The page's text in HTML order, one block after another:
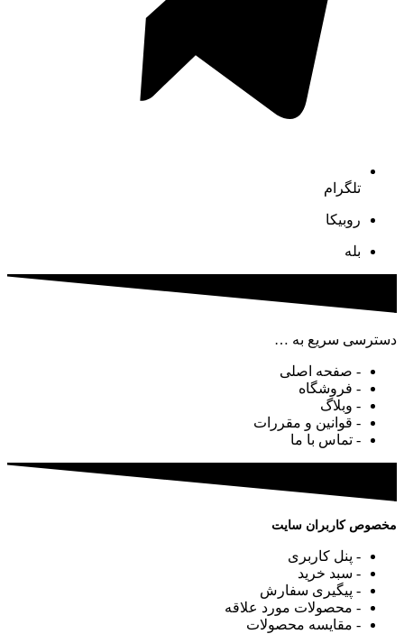
تلگرام
روبیکا
بله
دسترسی سریع به …
- صفحه اصلی
- فروشگاه
- وبلاگ
- قوانین و مقررات
- تماس با ما
مخصوص کاربران سایت
- پنل کاربری
- سبد خرید
- پیگیری سفارش
- محصولات مورد علاقه
- مقایسه محصولات